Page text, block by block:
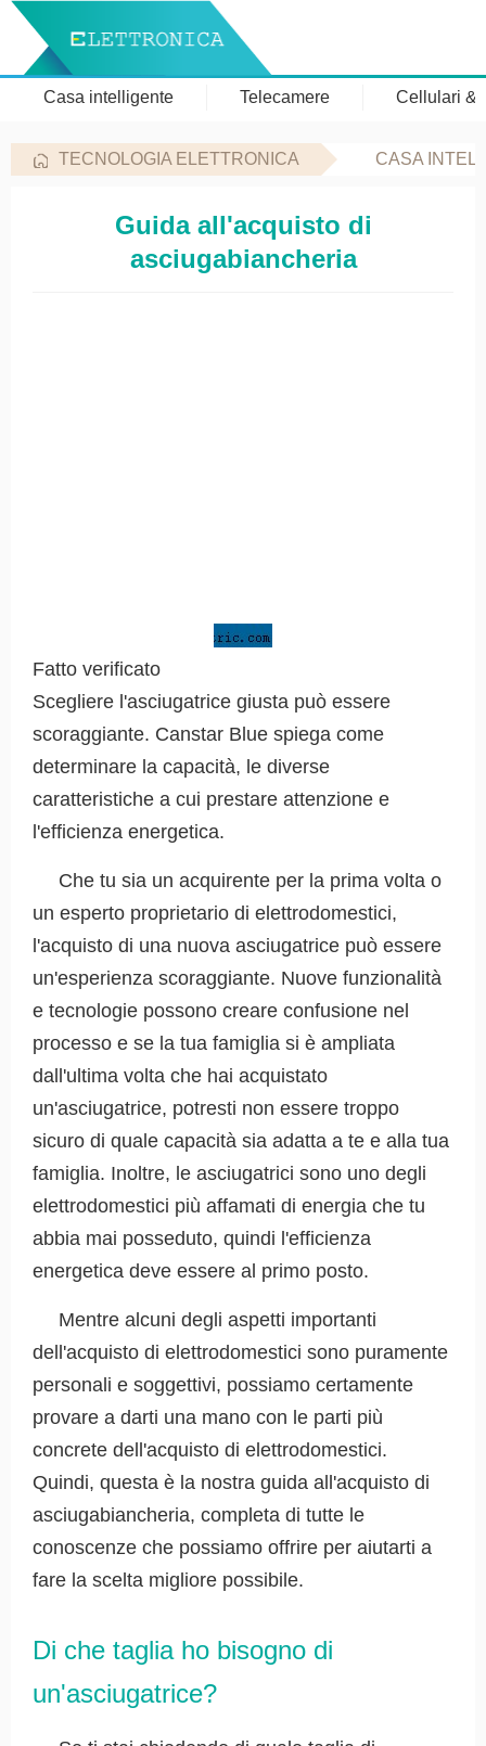
Casa intelligente Telecamere Cellulari &
TECNOLOGIA ELETTRONICA CASA
Guida all'acquisto di
asciugabiancheria
Fatto verificato
Scegliere l'asciugatrice giusta può essere
scoraggiante. Canstar Blue spiega come
determinare la capacità, le diverse
caratteristiche a cui prestare attenzione e
l'efficienza energetica.
Che tu sia un acquirente per la prima volta o
un esperto proprietario di elettrodomestici,
l'acquisto di una nuova asciugatrice può essere
un'esperienza scoraggiante. Nuove funzionalità
e tecnologie possono creare confusione nel
processo e se la tua famiglia si è ampliata
dall'ultima volta che hai acquistato
un'asciugatrice, potresti non essere troppo
sicuro di quale capacità sia adatta a te e alla tua
famiglia. Inoltre, le asciugatrici sono uno degli
elettrodomestici più affamati di energia che tu
abbia mai posseduto, quindi l'efficienza
energetica deve essere al primo posto.
Mentre alcuni degli aspetti importanti
dell'acquisto di elettrodomestici sono puramente
personali e soggettivi, possiamo certamente
provare a darti una mano con le parti più
concrete dell'acquisto di elettrodomestici.
Quindi, questa è la nostra guida all'acquisto di
asciugabiancheria, completa di tutte le
conoscenze che possiamo offrire per aiutarti a
fare la scelta migliore possibile.
Di che taglia ho bisogno di
un'asciugatrice?